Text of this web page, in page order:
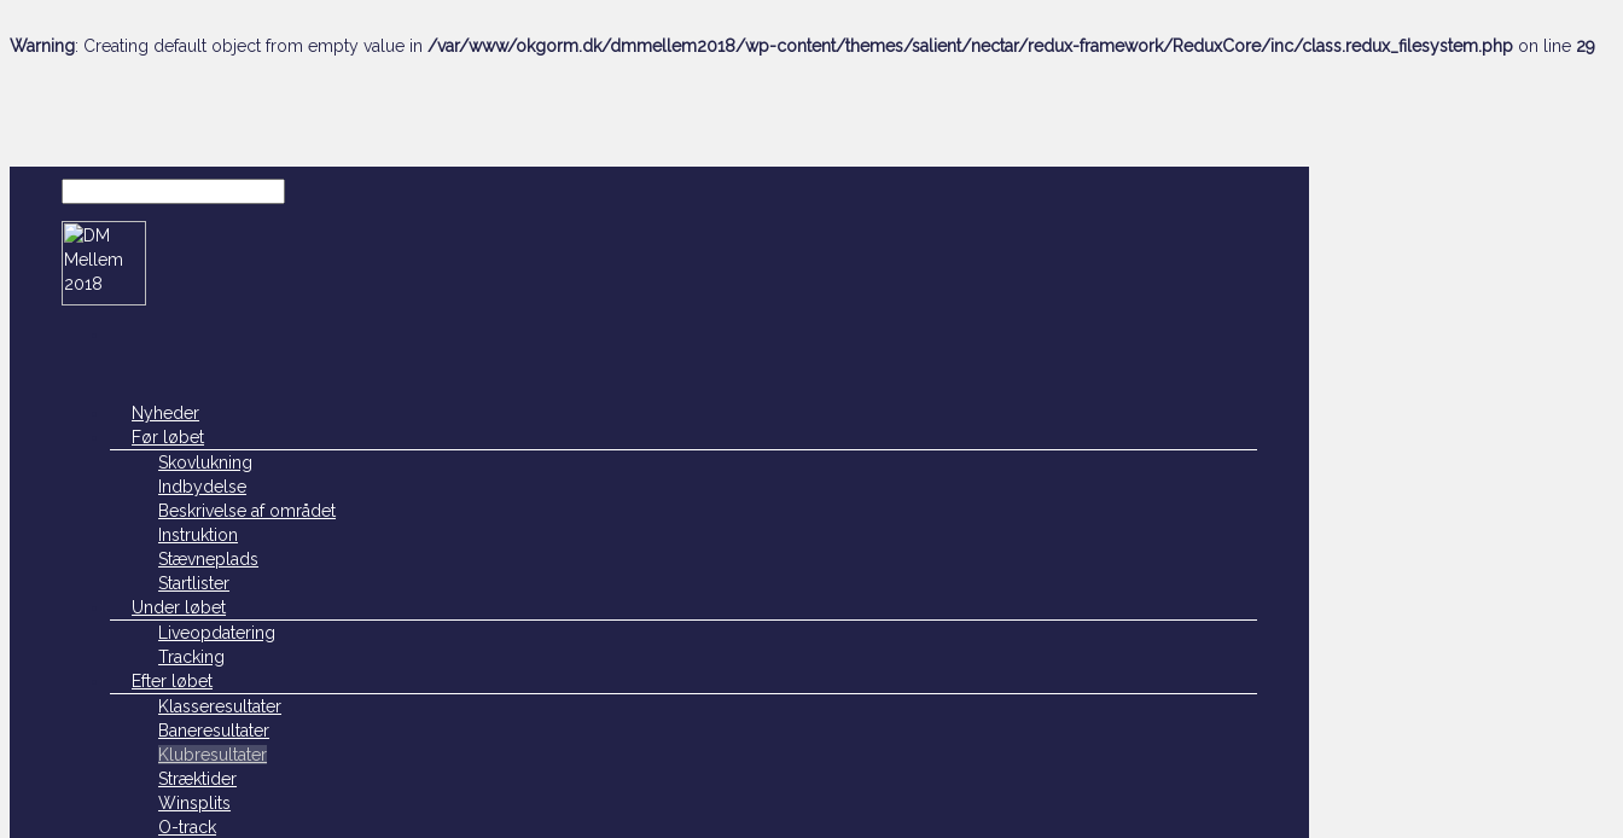
Warning: Creating default object from empty value in /var/www/okgorm.dk/dmmellem2018/wp-content/themes/salient/nectar/redux-framework/ReduxCore/inc/class.redux_filesystem.php on line 29
Nyheder
Før løbet
Skovlukning
Indbydelse
Beskrivelse af området
Instruktion
Stævneplads
Startlister
Under løbet
Liveopdatering
Tracking
Efter løbet
Klasseresultater
Baneresultater
Klubresultater
Stræktider
Winsplits
O-track